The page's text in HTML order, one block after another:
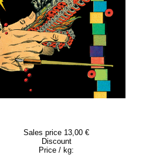
Sales price 13,00 €
Discount
Price / kg: